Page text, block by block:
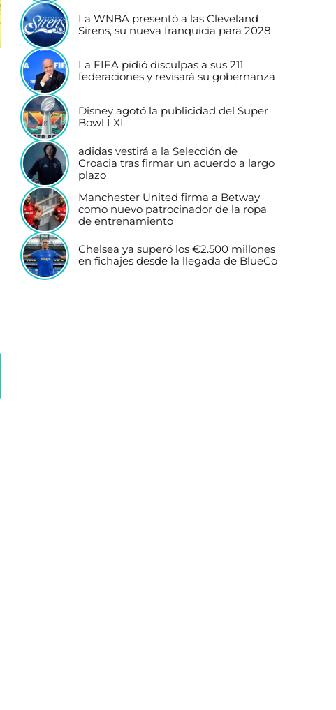
La WNBA presentó a las Cleveland
Sirens, su nueva franquicia para 2028
La FIFA pidió disculpas a sus 211
federaciones y revisará su gobernanza
Disney agotó la publicidad del Super
Bowl LXI
adidas vestirá a la Selección de
Croacia tras firmar un acuerdo a largo
plazo
Manchester United firma a Betway
como nuevo patrocinador de la ropa
de entrenamiento
Chelsea ya superó los €2.500 millones
en fichajes desde la llegada de BlueCo